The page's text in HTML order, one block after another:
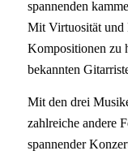
spannenden
Mit Virtuosität und
Kompositionen zu
bekannten
Mit den drei
zahlreiche andere
spannender